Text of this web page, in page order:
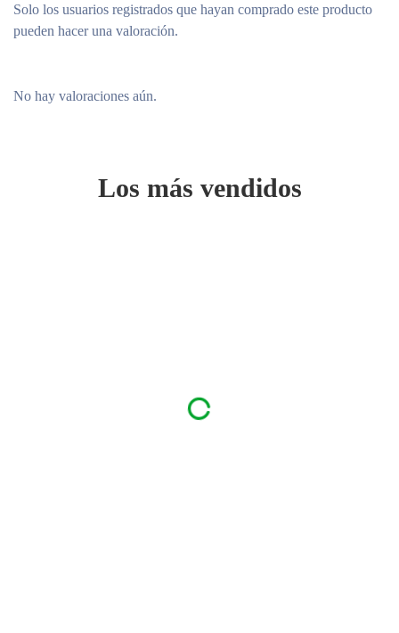
posible que se produzcan algunas obstrucciones. Ejecute Mister
bajo agua tibia para liberar la fórmula. Es normal que se asiente; la
No hay valoraciones aún.
Solo los usuarios registrados que hayan comprado este producto
pueden hacer una valoración.
Los más vendidos